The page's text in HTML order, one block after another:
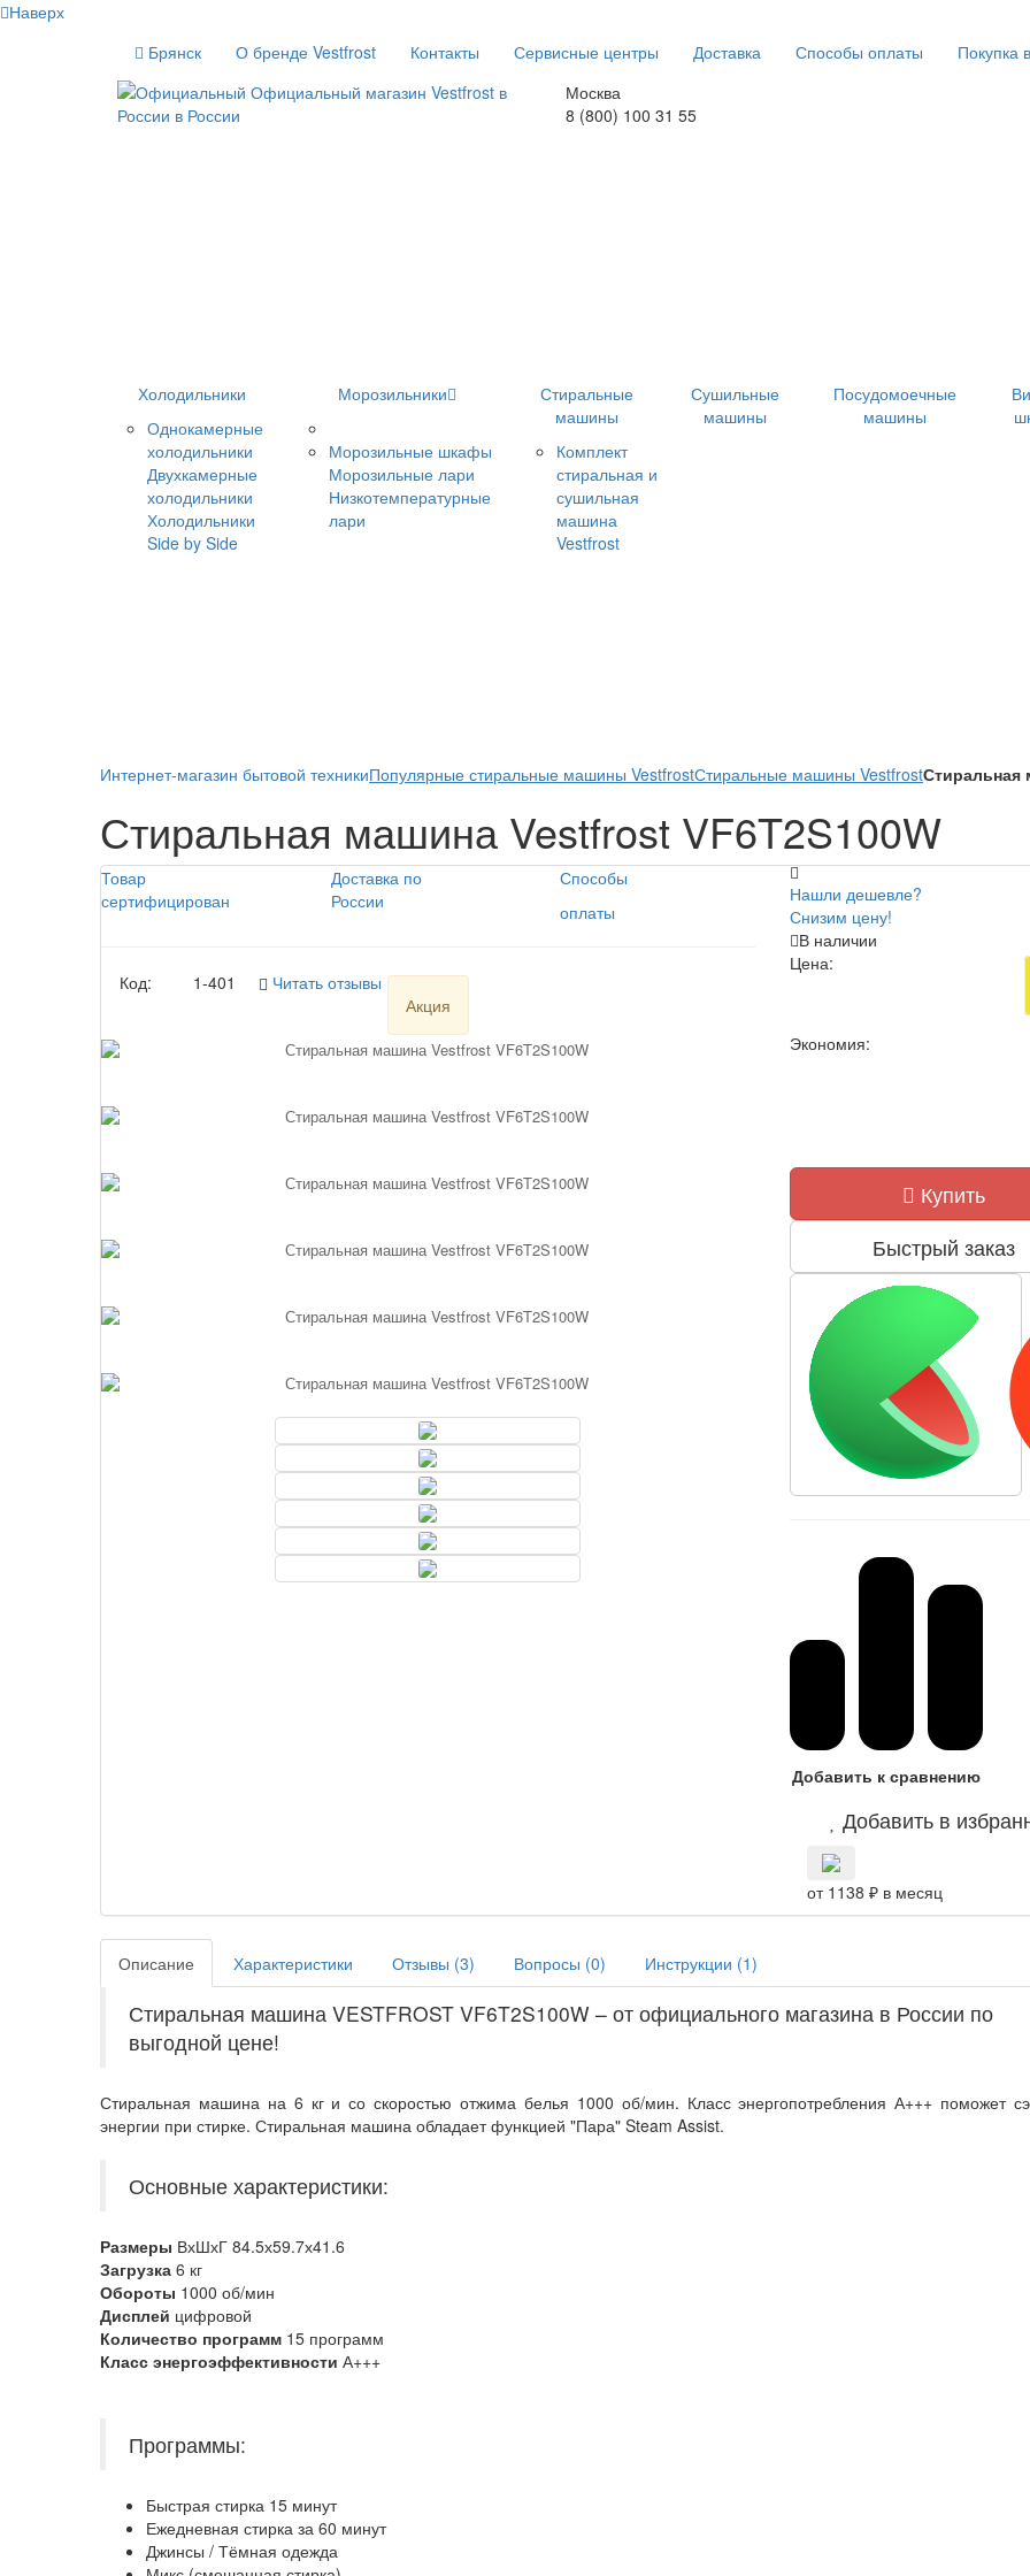
Наверх
Брянск
О бренде Vestfrost Контакты Сервисные центры Доставка Способы оплаты
Покупка
Москва
8 (800) 100 31 55
Холодильники
Однокамерные
холодильники
Двухкамерные
холодильники
Холодильники
Side by Side
Морозильники
Морозильные шкафы
Морозильные лари
Низкотемпературные
лари
Стиральные
машины
Комплект
стиральная и
сушильная
машина
Vestfrost
Сушильные
машины
Посудомоечные
машины
Интернет-магазин бытовой техникиПопулярные стиральные машины VestfrostСтиральные машины VestfrostСтиральная
Стиральная машина Vestfrost VF6T2S100W
Товар
сертифицирован
Доставка по
России
Способы
оплаты
Код: 1-401
Читать отзывы (3)
Акция
Нашли дешевле?
Снизим цену!
В наличии
Цена:
Экономия:
Купить
Быстрый заказ
Добавить к сравнению
Добавить в
от 1138 ₽ в месяц
Описание Характеристики Отзывы (3) Вопросы (0) Инструкции (1)
Стиральная машина VESTFROST VF6T2S100W – от официального магазина в России по
выгодной цене!
Стиральная машина на 6 кг и со скоростью отжима белья 1000 об/мин. Класс энергопотребления А+++ поможет
энергии при стирке. Стиральная машина обладает функцией "Пара" Steam Assist.
Основные характеристики:
Размеры ВхШхГ 84.5х59.7х41.6
Загрузка 6 кг
Обороты 1000 об/мин
Дисплей цифровой
Количество программ 15 программ
Класс энергоэффективности А+++
Программы:
Быстрая стирка 15 минут
Ежедневная стирка за 60 минут
Джинсы / Тёмная одежда